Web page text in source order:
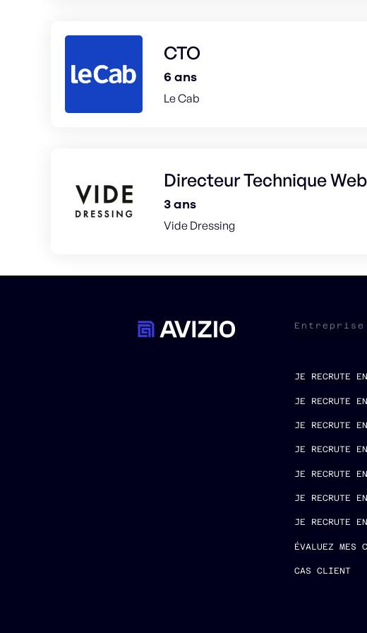
CTO
6 ans
Le Cab
Directeur Technique Web
3 ans
Vide Dressing
Entreprise
JE RECRUTE
JE RECRUTE
JE RECRUTE
JE RECRUTE
JE RECRUTE
JE RECRUTE
JE RECRUTE
ÉVALUEZ MES
CAS CLIENT